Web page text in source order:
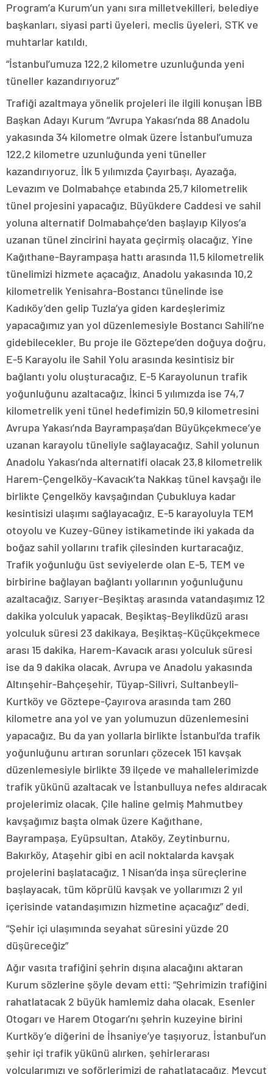
Program’a Kurum’un yanı sıra milletvekilleri, belediye
başkanları, siyasi parti üyeleri, meclis üyeleri, STK ve
muhtarlar katıldı.
“İstanbul’umuza 122,2 kilometre uzunluğunda yeni
tüneller kazandırıyoruz”
Trafiği azaltmaya yönelik projeleri ile ilgili konuşan İBB
Başkan Adayı Kurum “Avrupa Yakası’nda 88 Anadolu
yakasında 34 kilometre olmak üzere İstanbul’umuza
122,2 kilometre uzunluğunda yeni tüneller
kazandırıyoruz. İlk 5 yılımızda Çayırbaşı, Ayazağa,
Levazım ve Dolmabahçe etabında 25,7 kilometrelik
tünel projesini yapacağız. Büyükdere Caddesi ve sahil
yoluna alternatif Dolmabahçe’den başlayıp Kilyos’a
uzanan tünel zincirini hayata geçirmiş olacağız. Yine
Kağıthane-Bayrampaşa hattı arasında 11,5 kilometrelik
tünelimizi hizmete açacağız. Anadolu yakasında 10,2
kilometrelik Yenisahra-Bostancı tünelinde ise
Kadıköy’den gelip Tuzla’ya giden kardeşlerimiz
yapacağımız yan yol düzenlemesiyle Bostancı Sahili’ne
gidebilecekler. Bu proje ile Göztepe’den doğuya doğru,
E-5 Karayolu ile Sahil Yolu arasında kesintisiz bir
bağlantı yolu oluşturacağız. E-5 Karayolunun trafik
yoğunluğunu azaltacağız. İkinci 5 yılımızda ise 74,7
kilometrelik yeni tünel hedefimizin 50,9 kilometresini
Avrupa Yakası’nda Bayrampaşa’dan Büyükçekmece’ye
uzanan karayolu tüneliyle sağlayacağız. Sahil yolunun
Anadolu Yakası’nda alternatifi olacak 23,8 kilometrelik
Harem-Çengelköy-Kavacık’ta Nakkaş tünel kavşağı ile
birlikte Çengelköy kavşağından Çubukluya kadar
kesintisizi ulaşımı sağlayacağız. E-5 karayoluyla TEM
otoyolu ve Kuzey-Güney istikametinde iki yakada da
boğaz sahil yollarını trafik çilesinden kurtaracağız.
Trafik yoğunluğu üst seviyelerde olan E-5, TEM ve
birbirine bağlayan bağlantı yollarının yoğunluğunu
azaltacağız. Sarıyer-Beşiktaş arasında vatandaşımız 12
dakika yolculuk yapacak. Beşiktaş-Beylikdüzü arası
yolculuk süresi 23 dakikaya, Beşiktaş-Küçükçekmece
arası 15 dakika, Harem-Kavacık arası yolculuk süresi
ise da 9 dakika olacak. Avrupa ve Anadolu yakasında
Altınşehir-Bahçeşehir, Tüyap-Silivri, Sultanbeyli-
Kurtköy ve Göztepe-Çayırova arasında tam 260
kilometre ana yol ve yan yolumuzun düzenlemesini
yapacağız. Bu da yan yollarla birlikte İstanbul’da trafik
yoğunluğunu artıran sorunları çözecek 151 kavşak
düzenlemesiyle birlikte 39 ilçede ve mahallelerimizde
trafik yükünü azaltacak ve İstanbulluya nefes aldıracak
projelerimiz olacak. Çile haline gelmiş Mahmutbey
kavşağımız başta olmak üzere Kağıthane,
Bayrampaşa, Eyüpsultan, Ataköy, Zeytinburnu,
Bakırköy, Ataşehir gibi en acil noktalarda kavşak
projelerini başlatacağız. 1 Nisan’da inşa süreçlerine
başlayacak, tüm köprülü kavşak ve yollarımızı 2 yıl
içerisinde vatandaşımızın hizmetine açacağız” dedi.
“Şehir içi ulaşımında seyahat süresini yüzde 20
düşüreceğiz”
Ağır vasıta trafiğini şehrin dışına alacağını aktaran
Kurum sözlerine şöyle devam etti: “Şehrimizin trafiğini
rahatlatacak 2 büyük hamlemiz daha olacak. Esenler
Otogarı ve Harem Otogarı’nı şehrin kuzeyine birini
Kurtköy’e diğerini de İhsaniye’ye taşıyoruz. İstanbul’un
şehir içi trafik yükünü alırken, şehirlerarası
yolcularımızı ve şoförlerimizi de rahatlatacağız. Mevcut